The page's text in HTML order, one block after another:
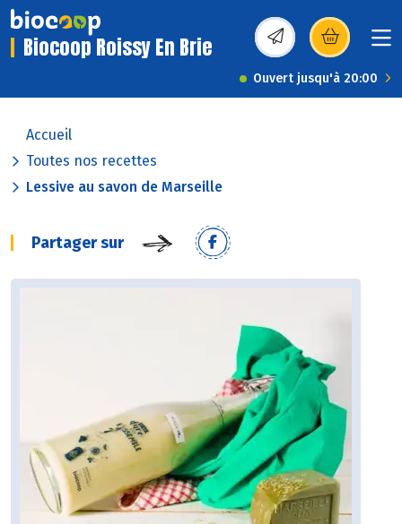
Biocoop Roissy En Brie (s’ouvre dans une
Ouvert jusqu'à 20:00
Accueil
Toutes nos recettes
Lessive au savon de Marseille
Partager sur